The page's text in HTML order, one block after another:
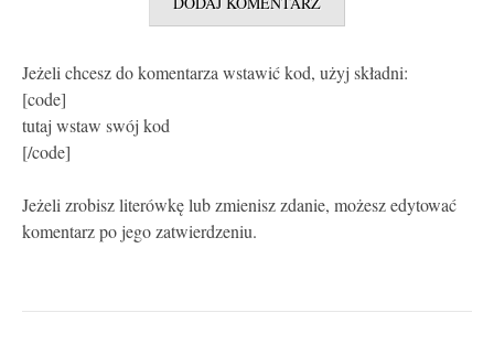
Jeżeli chcesz do komentarza wstawić kod, użyj składni:
[code]
tutaj wstaw swój kod
[/code]
Jeżeli zrobisz literówkę lub zmienisz zdanie, możesz edytować
komentarz po jego zatwierdzeniu.